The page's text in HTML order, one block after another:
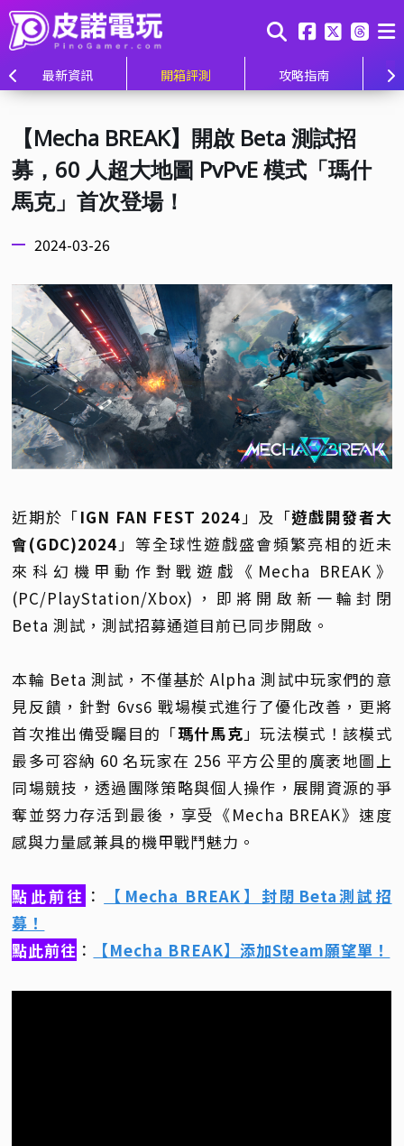
最新資訊 開箱評測 攻略指南
【Mecha BREAK】開啟 Beta 測試招
募，60 人超大地圖 PvPvE 模式「瑪什
馬克」首次登場！
2024-03-26
近期於「IGN FAN FEST 2024 」及「遊戲開發者大
會(GDC)2024 」等全球性遊戲盛會頻繁亮相的近未
來科幻機甲動作對戰遊戲《Mecha BREAK》
(PC/PlayStation/Xbox)，即將開啟新一輪封閉
Beta 測試，測試招募通道目前已同步開啟。
本輪 Beta 測試，不僅基於 Alpha 測試中玩家們的意
見反饋，針對 6vs6 戰場模式進行了優化改善，更將
首次推出備受矚目的「瑪什馬克 」玩法模式！該模式
最多可容納 60 名玩家在 256 平方公里的廣袤地圖上
同場競技，透過團隊策略與個人操作，展開資源的爭
奪並努力存活到最後，享受《Mecha BREAK》速度
感與力量感兼具的機甲戰鬥魅力。
點此前往 ：​​​​​​
【Mecha BREAK】封閉Beta測試招
募！
點此前往 ： 【Mecha BREAK】添加Steam願望單！